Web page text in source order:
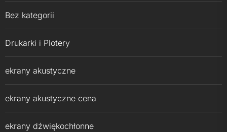
Bez kategorii
Drukarki i Plotery
ekrany akustyczne
ekrany akustyczne cena
ekrany dźwiękochłonne